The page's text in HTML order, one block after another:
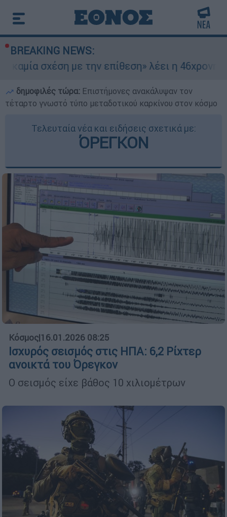
BREAKING NEWS:
με την επίθεση» λέει η 46χρονη - Τι
δημοφιλές τώρα: Επιστήμονες ανακάλυψαν τον
τέταρτο γνωστό τύπο μεταδοτικού καρκίνου στον κόσμο
Τελευταία νέα και ειδήσεις σχετικά με:
ΌΡΕΓΚΟΝ
Κόσμος|16.01.2026 08:25
Ισχυρός σεισμός στις ΗΠΑ: 6,2 Ρίχτερ
ανοικτά του Όρεγκον
Ο σεισμός είχε βάθος 10 χιλιομέτρων